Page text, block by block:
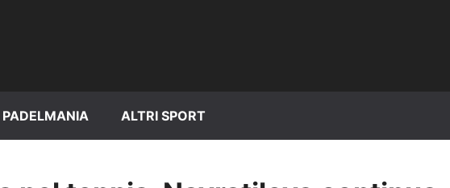
PADELMANIA ALTRI SPORT